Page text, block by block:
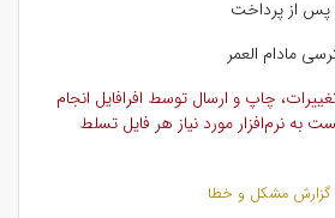
پس از پرداخت
مادام العمر
چاپ و ارسال توسط افرافایل انجام
به نرم‌افزار مورد نیاز هر فایل تسلط
گزارش مشکل و خطا